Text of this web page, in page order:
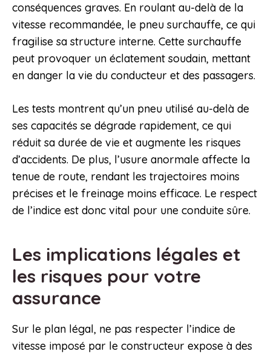
conséquences graves. En roulant au-delà de la
vitesse recommandée, le pneu surchauffe, ce qui
fragilise sa structure interne. Cette surchauffe
peut provoquer un éclatement soudain, mettant
en danger la vie du conducteur et des passagers.
Les tests montrent qu’un pneu utilisé au-delà de
ses capacités se dégrade rapidement, ce qui
réduit sa durée de vie et augmente les risques
d’accidents. De plus, l’usure anormale affecte la
tenue de route, rendant les trajectoires moins
précises et le freinage moins efficace. Le respect
de l’indice est donc vital pour une conduite sûre.
Les implications légales et
les risques pour votre
assurance
Sur le plan légal, ne pas respecter l’indice de
vitesse imposé par le constructeur expose à des